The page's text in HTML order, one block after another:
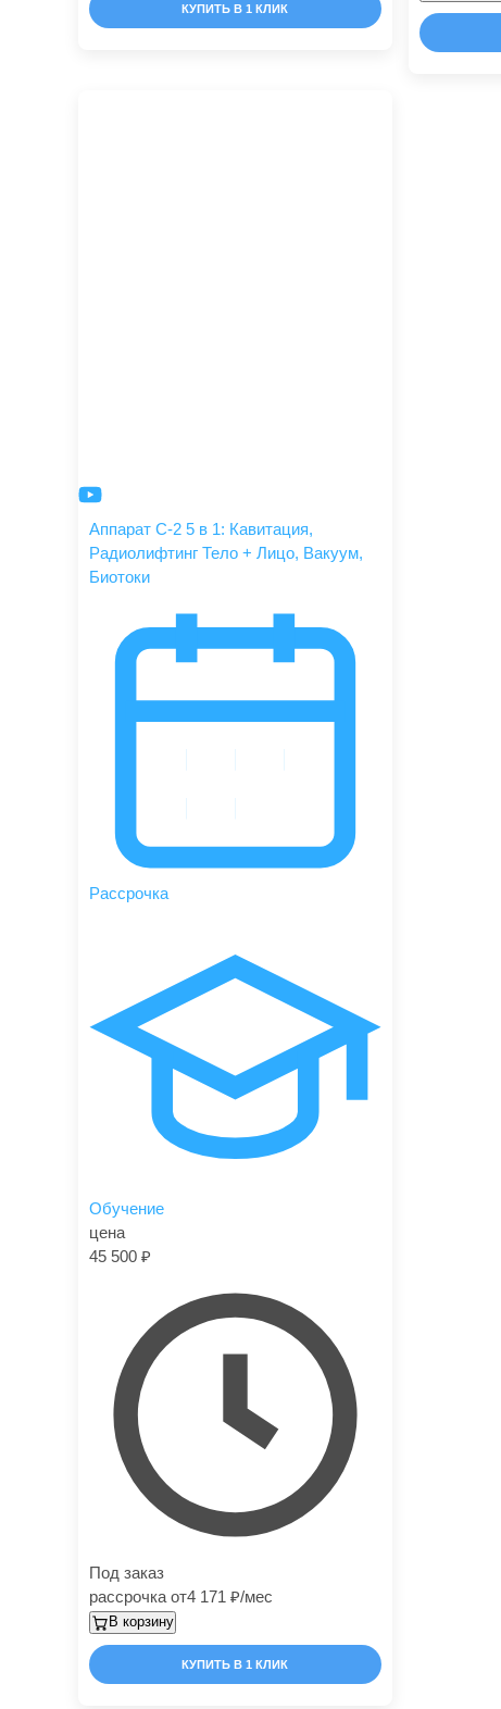
КУПИТЬ В 1 КЛИК
Аппарат С-2 5 в 1: Кавитация,
Радиолифтинг Тело + Лицо, Вакуум,
Биотоки
Рассрочка
Обучение
цена
45 500
Под заказ
рассрочка от4 171 /мес
В корзину
КУПИТЬ В 1 КЛИК